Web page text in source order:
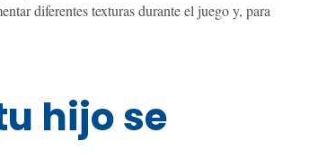
diferentes texturas durante el juego y, para
hijo se